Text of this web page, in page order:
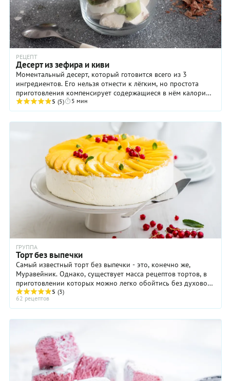
РЕЦЕПТ
Десерт из зефира и киви
Моментальный десерт, который готовится всего из 3
ингредиентов. Его нельзя отнести к лёгким, но простота
приготовления компенсирует содержащиеся в нём калории.
Он, наверняка, понравится детям. Ведь ...
5 (5) 5 мин
ГРУППА
Торт без выпечки
Самый известный торт без выпечки - это, конечно же,
Муравейник. Однако, существует масса рецептов тортов, в
приготовлении которых можно легко обойтись без духового
шкафа. Чаще всего торты без выпечки ...
5 (3)
62 рецептов